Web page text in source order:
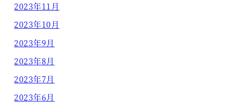
2023年11月
2023年10月
2023年9月
2023年8月
2023年7月
2023年6月